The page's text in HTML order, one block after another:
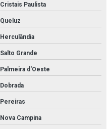
Cristais Paulista
Queluz
Herculândia
Salto Grande
Palmeira d'Oeste
Dobrada
Pereiras
Nova Campina